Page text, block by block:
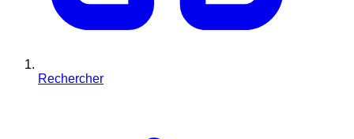
Rechercher